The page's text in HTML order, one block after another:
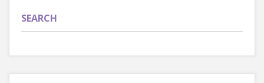
SEARCH